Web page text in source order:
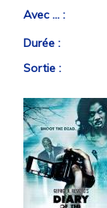
Avec ... :
Durée :
Sortie :